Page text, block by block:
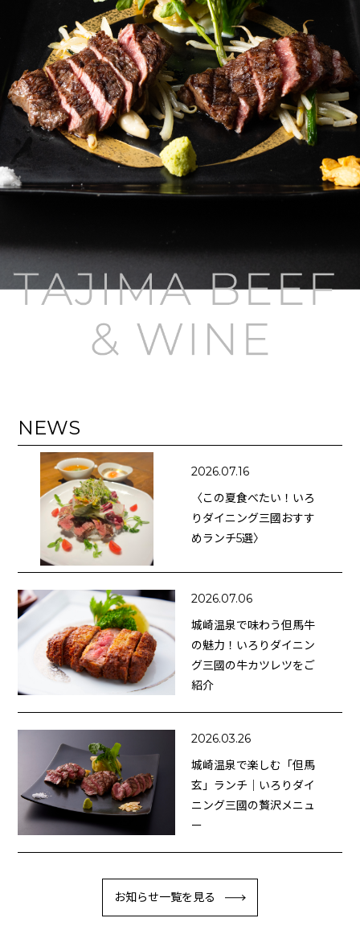
NEWS
2026.07.16
〈この夏食べたい！いろ
りダイニング三國おすす
めランチ5選〉
2026.07.06
城崎温泉で味わう但馬牛
の魅力！いろりダイニン
グ三國の牛カツレツをご
紹介
2026.03.26
城崎温泉で楽しむ「但馬
玄」ランチ｜いろりダイ
ニング三國の贅沢メニュ
ー
お知らせ一覧を見る